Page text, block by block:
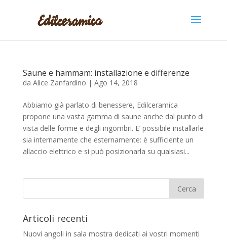
Saune e hammam: installazione e differenze
da Alice Zanfardino | Ago 14, 2018
Abbiamo già parlato di benessere, Edilceramica
propone una vasta gamma di saune anche dal punto di
vista delle forme e degli ingombri. E’ possibile installarle
sia internamente che esternamente: è sufficiente un
allaccio elettrico e si può posizionarla su qualsiasi...
Articoli recenti
Nuovi angoli in sala mostra dedicati ai vostri momenti